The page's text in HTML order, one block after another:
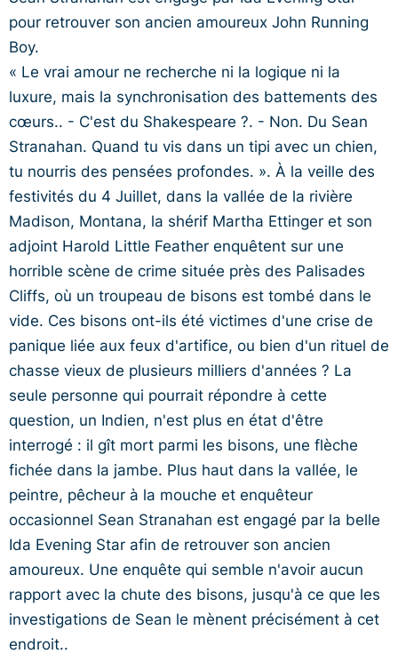
pour retrouver son ancien amoureux John Running
Boy.
« Le vrai amour ne recherche ni la logique ni la
luxure, mais la synchronisation des battements des
cœurs.. - C'est du Shakespeare ?. - Non. Du Sean
Stranahan. Quand tu vis dans un tipi avec un chien,
tu nourris des pensées profondes. ». À la veille des
festivités du 4 Juillet, dans la vallée de la rivière
Madison, Montana, la shérif Martha Ettinger et son
adjoint Harold Little Feather enquêtent sur une
horrible scène de crime située près des Palisades
Cliffs, où un troupeau de bisons est tombé dans le
vide. Ces bisons ont-ils été victimes d'une crise de
panique liée aux feux d'artifice, ou bien d'un rituel de
chasse vieux de plusieurs milliers d'années ? La
seule personne qui pourrait répondre à cette
question, un Indien, n'est plus en état d'être
interrogé : il gît mort parmi les bisons, une flèche
fichée dans la jambe. Plus haut dans la vallée, le
peintre, pêcheur à la mouche et enquêteur
occasionnel Sean Stranahan est engagé par la belle
Ida Evening Star afin de retrouver son ancien
amoureux. Une enquête qui semble n'avoir aucun
rapport avec la chute des bisons, jusqu'à ce que les
investigations de Sean le mènent précisément à cet
endroit..